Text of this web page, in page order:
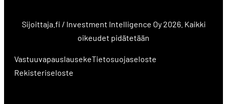
Sijoittaja.fi / Investment Intelligence Oy 2026. Kaikki
oikeudet pidätetään
VastuuvapauslausekeTietosuojaseloste
Rekisteriseloste